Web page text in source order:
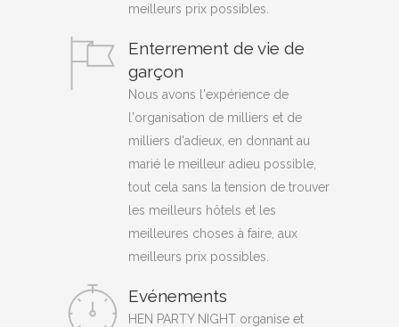
meilleurs prix possibles.
Enterrement de vie de
garçon
Nous avons l'expérience de
l'organisation de milliers et de
milliers d'adieux, en donnant au
marié le meilleur adieu possible,
tout cela sans la tension de trouver
les meilleurs hôtels et les
meilleures choses à faire, aux
meilleurs prix possibles.
Evénements
HEN PARTY NIGHT organise et